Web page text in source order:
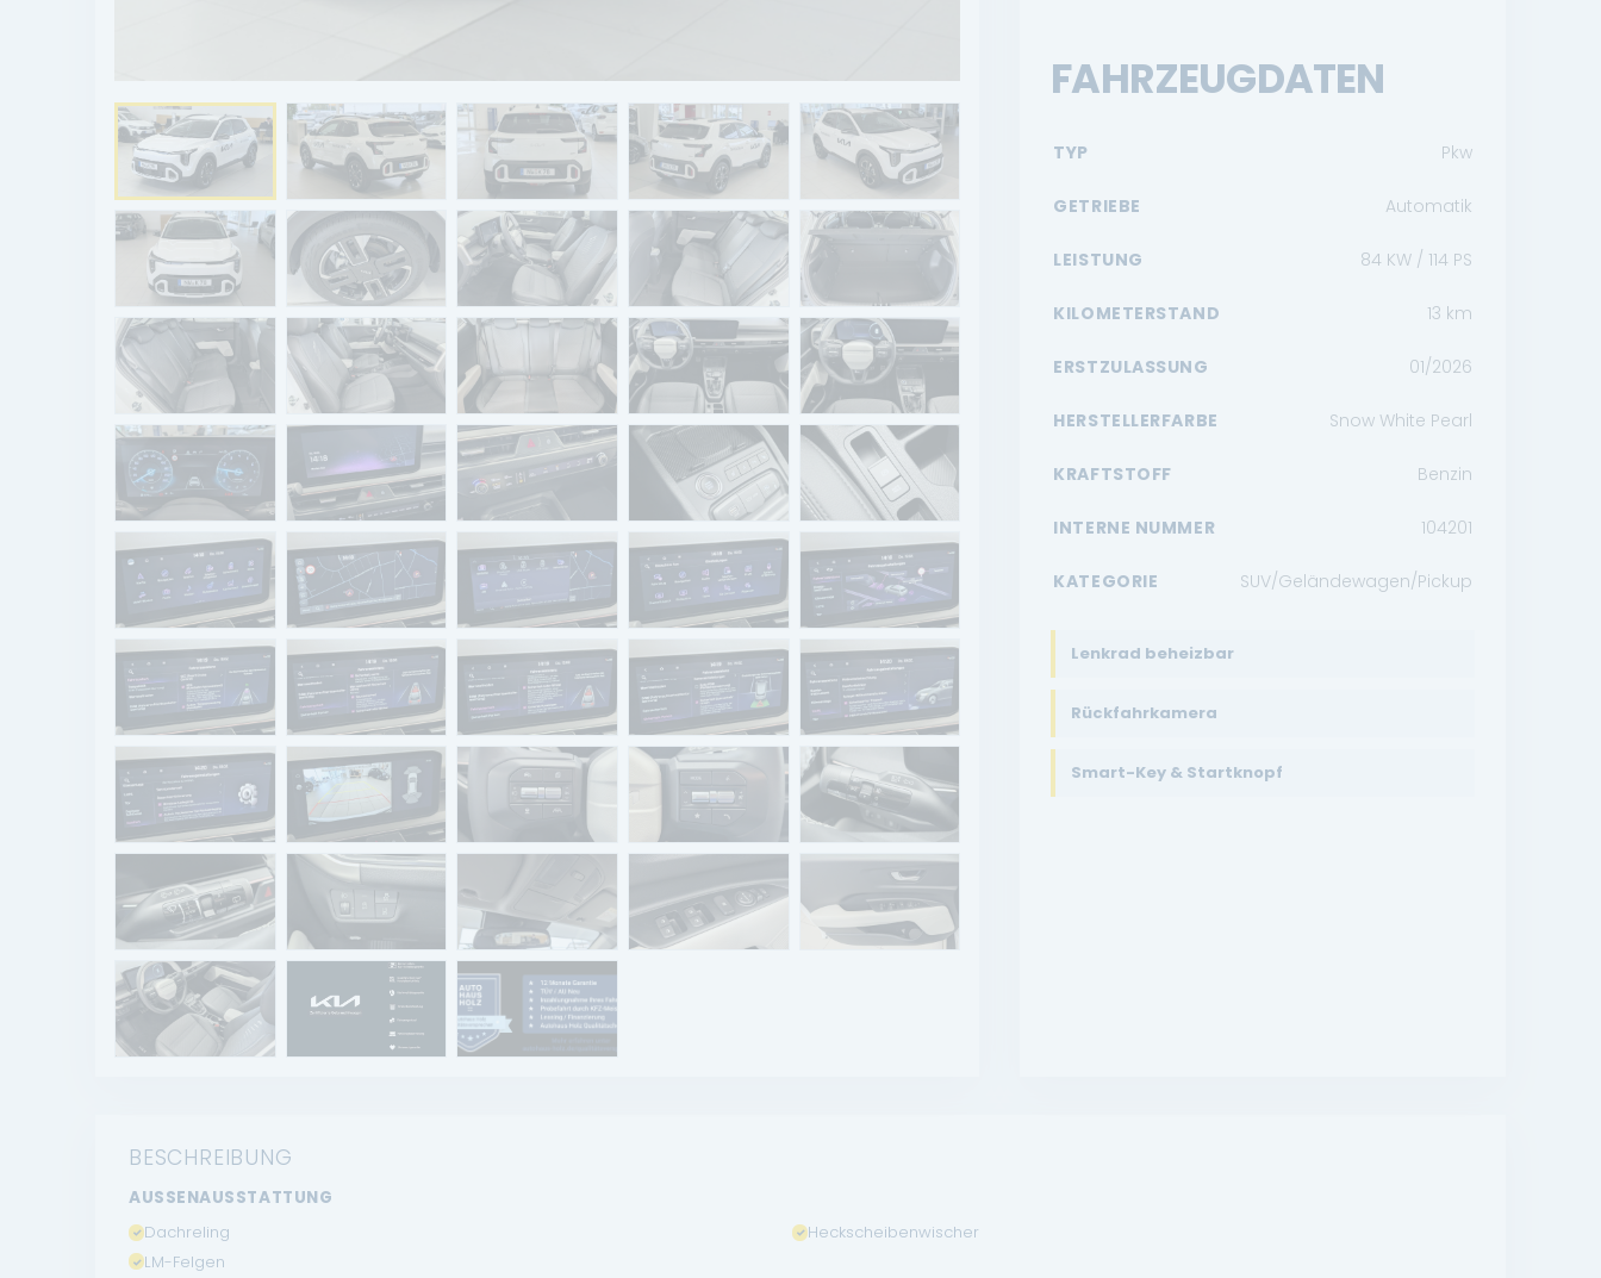
FAHRZEUGDATEN
TYP Pkw
GETRIEBE Automatik
LEISTUNG 84 KW / 114 PS
KILOMETERSTAND 13 km
ERSTZULASSUNG 01/2026
HERSTELLERFARBE Snow White Pearl
KRAFTSTOFF Benzin
INTERNE NUMMER 104201
KATEGORIE SUV/Geländewagen/Pickup
Lenkrad beheizbar
Rückfahrkamera
Smart-Key & Startknopf
BESCHREIBUNG
AUSSENAUSSTATTUNG
Dachreling
Heckscheibenwischer
LM-Felgen